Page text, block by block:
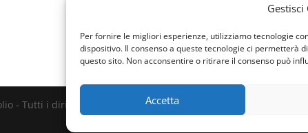
Gestisci
Per fornire le migliori esperienze, utilizziamo tecnologie
dispositivo. Il consenso a queste tecnologie ci permetterà
questo sito. Non acconsentire o ritirare il consenso può
Accetta
- Tutti i diritti riservati - P. IVA 00131188880 - Web Design &